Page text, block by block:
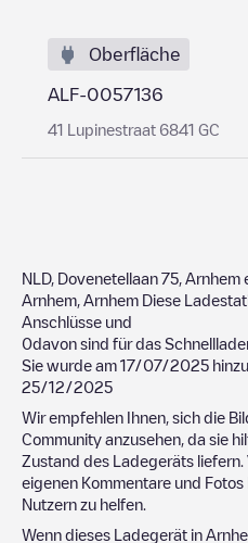
Oberfläche
ALF-0057136
41 Lupinestraat 6841 GC
NLD, Dovenetellaan 75, Arnhem
Arnhem Arnhem Diese
Anschlüsse und
0davon sind für das
Sie wurde am 17/07/2025
25/12/2025
Wir empfehlen Ihnen, sich die
Community anzusehen, da sie
Zustand des Ladegeräts liefern.
eigenen Kommentare und
Nutzern zu helfen.
Wenn dieses Ladegerät in